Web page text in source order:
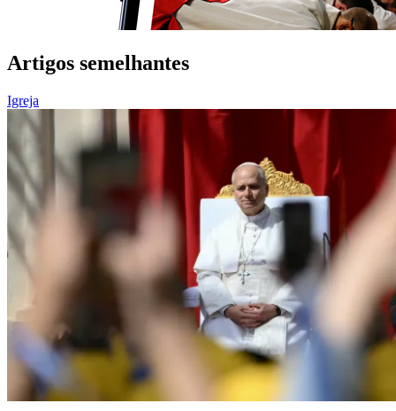
Artigos semelhantes
Igreja